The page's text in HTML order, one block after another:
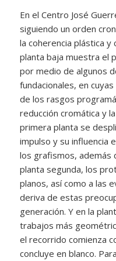
En el Centro José
siguiendo un orden
la coherencia plástica y
planta baja muestra el
por medio de algunos
fundacionales, en
de los rasgos
reducción cromática y
primera planta se
impulso y su influencia
los grafismos, además
planta segunda, los
planos, así como a las
deriva de estas
generación. Y en la
trabajos más
el recorrido comienza
concluye en blanco.